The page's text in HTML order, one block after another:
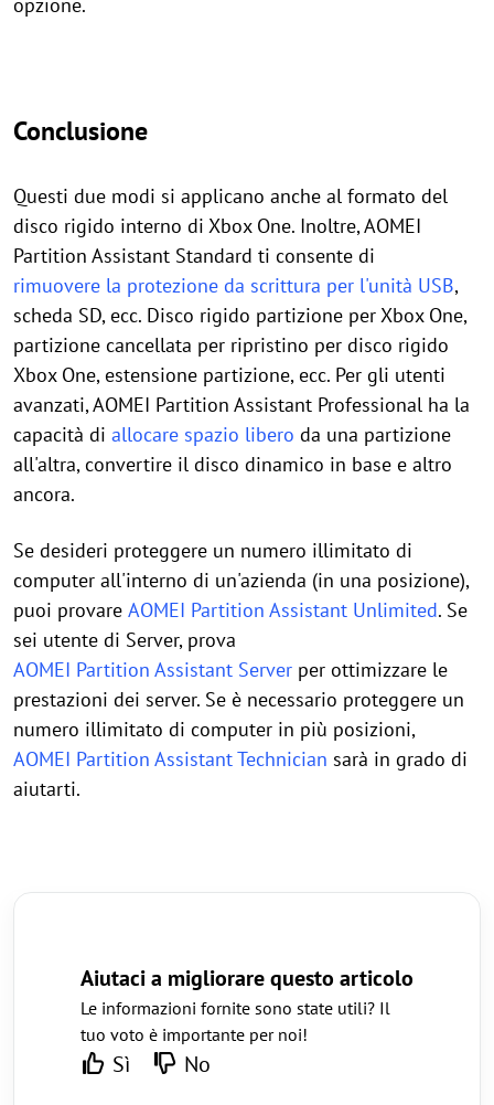
Conclusione
Questi due modi si applicano anche al formato del
disco rigido interno di Xbox One. Inoltre, AOMEI
Partition Assistant Standard ti consente di
rimuovere la protezione da scrittura per l'unità USB,
scheda SD, ecc. Disco rigido partizione per Xbox One,
partizione cancellata per ripristino per disco rigido
Xbox One, estensione partizione, ecc. Per gli utenti
avanzati, AOMEI Partition Assistant Professional ha la
capacità di allocare spazio libero da una partizione
all'altra, convertire il disco dinamico in base e altro
ancora.
Se desideri proteggere un numero illimitato di
computer all'interno di un'azienda (in una posizione),
puoi provare AOMEI Partition Assistant Unlimited. Se
sei utente di Server, prova
AOMEI Partition Assistant Server per ottimizzare le
prestazioni dei server. Se è necessario proteggere un
numero illimitato di computer in più posizioni,
AOMEI Partition Assistant Technician sarà in grado di
aiutarti.
Aiutaci a migliorare questo articolo
Le informazioni fornite sono state utili? Il
tuo voto è importante per noi!
Sì No